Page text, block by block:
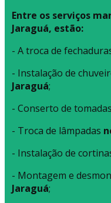
Entre os serviços
Jaraguá, estão:
- A troca de
- Instalação de
Jaraguá;
- Conserto de tomadas
- Troca de lâmpadas
- Instalação de
- Montagem e
Jaraguá;